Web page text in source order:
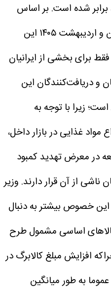
شده است. بر اساس
نرخ تورم اسفند ۱۴۰۴، فروردین و اردیبهشت ۱۴۰۵ این
فقط برای بخشی از ایرانیان
و دریافت‌کنندگان این
زیرا با توجه به
غذایی در بازار داخل،
در معرض تهدید کمبود
ناشی از آن قرار دارند. وزیر
این خصوص بیشتر به دنبال
اساسی مشمول طرح
افزایش مبلغ کالابرگ در
به طور میانگین